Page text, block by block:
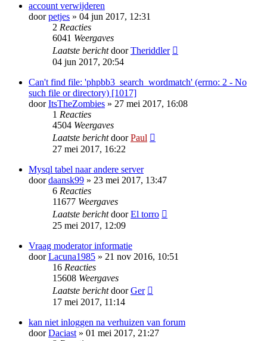
account verwijderen
doorpetjes » 04 jun 2017, 12:31
2 Reacties
6041 Weergaves
Laatste berichtdoorTheriddler
04 jun 2017, 20:54
Can't find file: 'phpbb3_search_wordmatch' (errno: 2 - No
such file or directory) [1017]
doorItsTheZombies » 27 mei 2017, 16:08
1 Reacties
4504 Weergaves
Laatste berichtdoorPaul
27 mei 2017, 16:22
Mysql tabel naar andere server
doordaansk99 » 23 mei 2017, 13:47
6 Reacties
11677 Weergaves
Laatste berichtdoorEl torro
25 mei 2017, 12:09
Vraag moderator informatie
doorLacuna1985 » 21 nov 2016, 10:51
16 Reacties
15608 Weergaves
Laatste berichtdoorGer
17 mei 2017, 11:14
kan niet inloggen na verhuizen van forum
doorDaciast» 01 mei 2017, 21:27